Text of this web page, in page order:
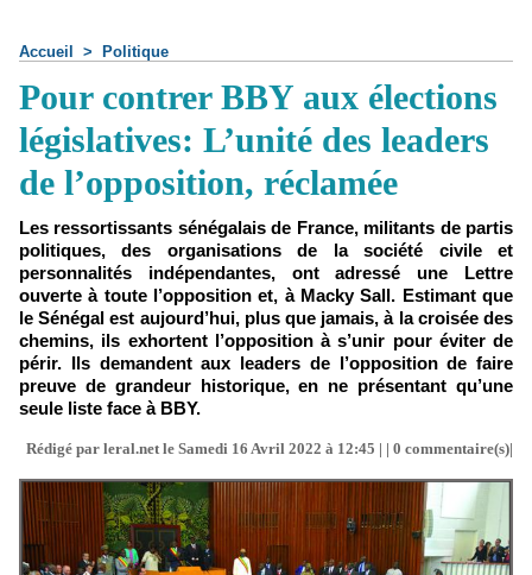
Accueil > Politique
Pour contrer BBY aux élections
législatives: L’unité des leaders
de l’opposition, réclamée
Les ressortissants sénégalais de France, militants de partis
politiques, des organisations de la société civile et
personnalités indépendantes, ont adressé une Lettre
ouverte à toute l’opposition et, à Macky Sall. Estimant que
le Sénégal est aujourd’hui, plus que jamais, à la croisée des
chemins, ils exhortent l’opposition à s’unir pour éviter de
périr. Ils demandent aux leaders de l’opposition de faire
preuve de grandeur historique, en ne présentant qu’une
seule liste face à BBY.
Rédigé par leral.net le Samedi 16 Avril 2022 à 12:45 | | 0 commentaire(s)|